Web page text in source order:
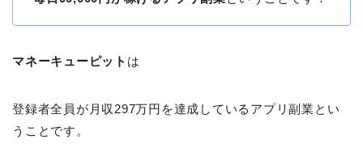
マネーキューピット は
登録者全員が月収297万円を達成しているアプリ副業とい
うことです。